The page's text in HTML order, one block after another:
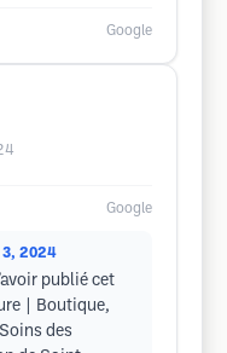
Google
Google
3, 2024
publié cet
| Boutique,
des